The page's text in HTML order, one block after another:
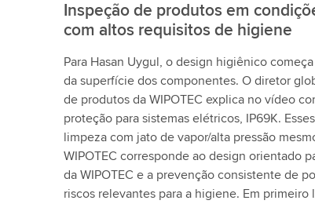
Inspeção de produtos em
com altos requisitos de higiene
Para Hasan Uygul, o design higiênico
da superfície dos componentes. O diretor
de produtos da WIPOTEC explica no vídeo
proteção para sistemas elétricos, IP69K.
limpeza com jato de vapor/alta pressão
WIPOTEC corresponde ao design orientado
da WIPOTEC e a prevenção consistente de
riscos relevantes para a higiene. Em